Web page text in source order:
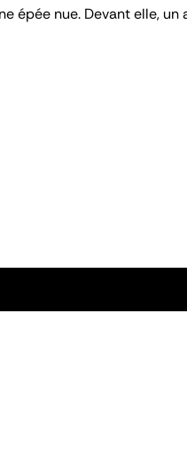
épée nue. Devant elle,